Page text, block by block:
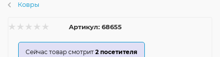
Ковры
Артикул: 68655
Сейчас товар смотрит 2 посетителя